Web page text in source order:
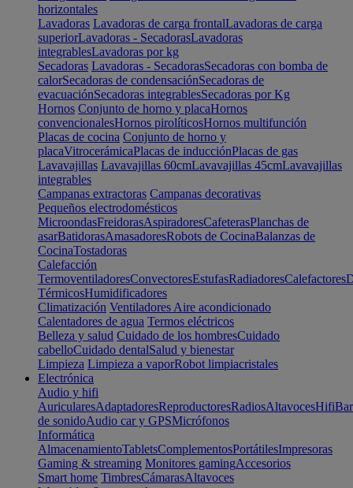
horizontales
Lavadoras Lavadoras de carga frontalLavadoras de carga
superiorLavadoras - SecadorasLavadoras
integrablesLavadoras por kg
Secadoras Lavadoras - SecadorasSecadoras con bomba de
calorSecadoras de condensaciónSecadoras de
evacuaciónSecadoras integrablesSecadoras por Kg
Hornos Conjunto de horno y placaHornos
convencionalesHornos pirolíticosHornos multifunción
Placas de cocina Conjunto de horno y
placaVitrocerámicaPlacas de inducciónPlacas de gas
Lavavajillas Lavavajillas 60cmLavavajillas 45cmLavavajillas
integrables
Campanas extractoras Campanas decorativas
Pequeños electrodomésticos
MicroondasFreidorasAspiradoresCafeterasPlanchas de
asarBatidorasAmasadoresRobots de CocinaBalanzas de
CocinaTostadoras
Calefacción
TermoventiladoresConvectoresEstufasRadiadoresCalefactores
TérmicosHumidificadores
Climatización Ventiladores Aire acondicionado
Calentadores de agua Termos eléctricos
Belleza y salud Cuidado de los hombresCuidado
cabelloCuidado dentalSalud y bienestar
Limpieza Limpieza a vaporRobot limpiacristales
Electrónica
Audio y hifi
AuricularesAdaptadoresReproductoresRadiosAltavocesHifi
de sonidoAudio car y GPSMicrófonos
Informática
AlmacenamientoTabletsComplementosPortátilesImpresoras
Gaming & streaming Monitores gamingAccesorios
Smart home TimbresCámarasAltavoces